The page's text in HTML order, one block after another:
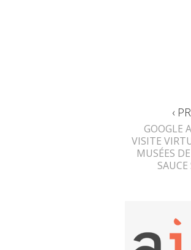
‹
GOOGLE
VISITE
MUSÉES